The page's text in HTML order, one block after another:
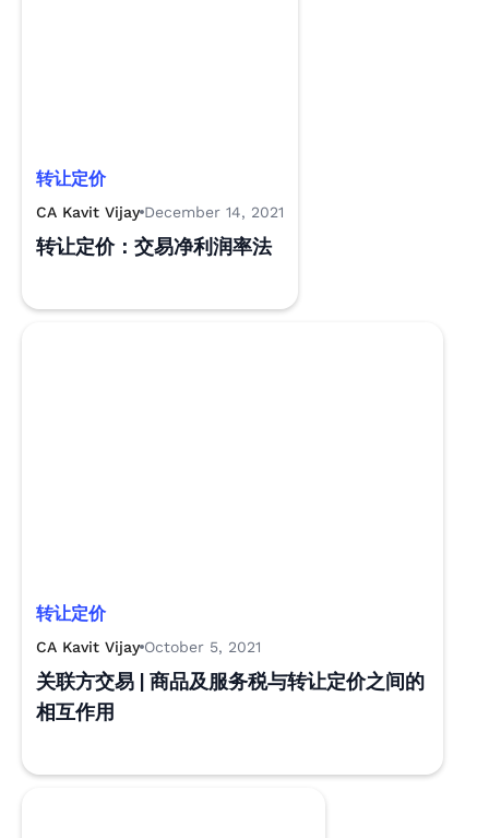
转让定价
CA Kavit Vijay December 14, 2021
转让定价：交易净利润率法
转让定价
CA Kavit Vijay October 5, 2021
关联方交易 | 商品及服务税与转让定价之间的
相互作用